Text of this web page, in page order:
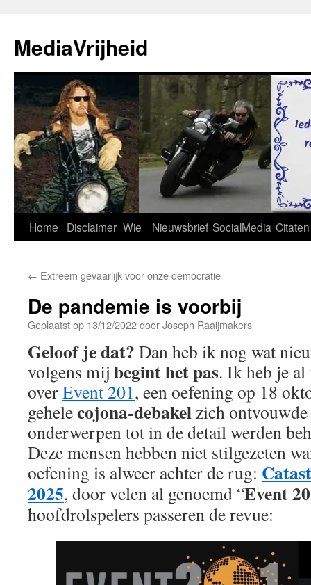
de
inhoud
MediaVrijheid
Home Disclaimer Wie Nieuwsbrief SocialMedia Citaten
← Extreem gevaarlijk voor onze democratie
De pandemie is voorbij
Geplaatst op 13/12/2022doorJoseph Raaijmakers
Geloof je dat? Dan heb ik nog wat
volgens mij begint het pas. Ik heb je
overEvent 201, een oefening op 18
gehelecojona-debakelzich
onderwerpen tot in de detail werden
Deze mensen hebben niet stilgezeten
oefening is alweer achter de rug:
2025, door velen al genoemd “Event
hoofdrolspelers passeren de revue: